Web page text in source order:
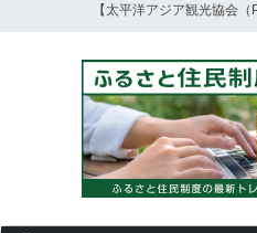
【太平洋アジア観光協会（